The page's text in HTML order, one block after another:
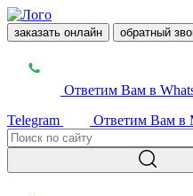
заказать онлайн обратный
Ответим Вам в
Telegram
Ответим Вам в